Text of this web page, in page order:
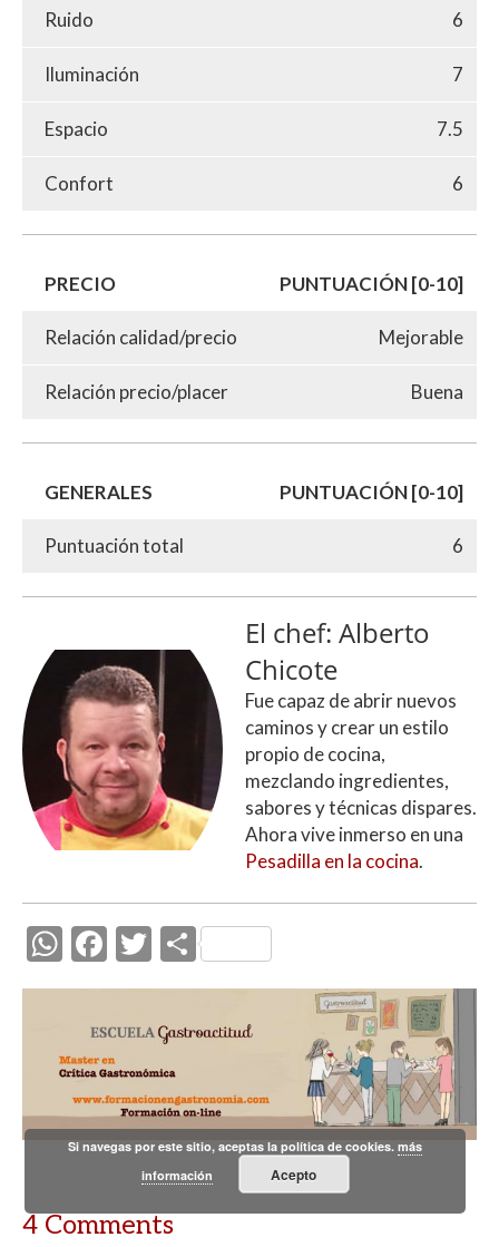
Ruido 6
Iluminación 7
Espacio 7.5
Confort 6
PRECIO PUNTUACIÓN [0-10]
Relación calidad/precio Mejorable
Relación precio/placer Buena
GENERALES PUNTUACIÓN [0-10]
Puntuación total 6
El chef: Alberto
Chicote
Fue capaz de abrir nuevos
caminos y crear un estilo
propio de cocina,
mezclando ingredientes,
sabores y técnicas dispares.
Ahora vive inmerso en una
Pesadilla en la cocina.
W
h
at
s
A
p
p
F
ac
e
b
o
o
k
T
w
itt
er
C
o
p
ar
ti
r
4 Comments
Si navegas por este sitio, aceptas la política de cookies.más
información
Acepto